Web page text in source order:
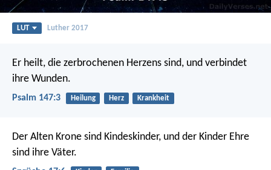
LUT Luther 2017
Er heilt, die zerbrochenen Herzens sind, und verbindet
ihre Wunden.
Psalm 147:3 Heilung Herz Krankheit
Der Alten Krone sind Kindeskinder, und der Kinder Ehre
sind ihre Väter.